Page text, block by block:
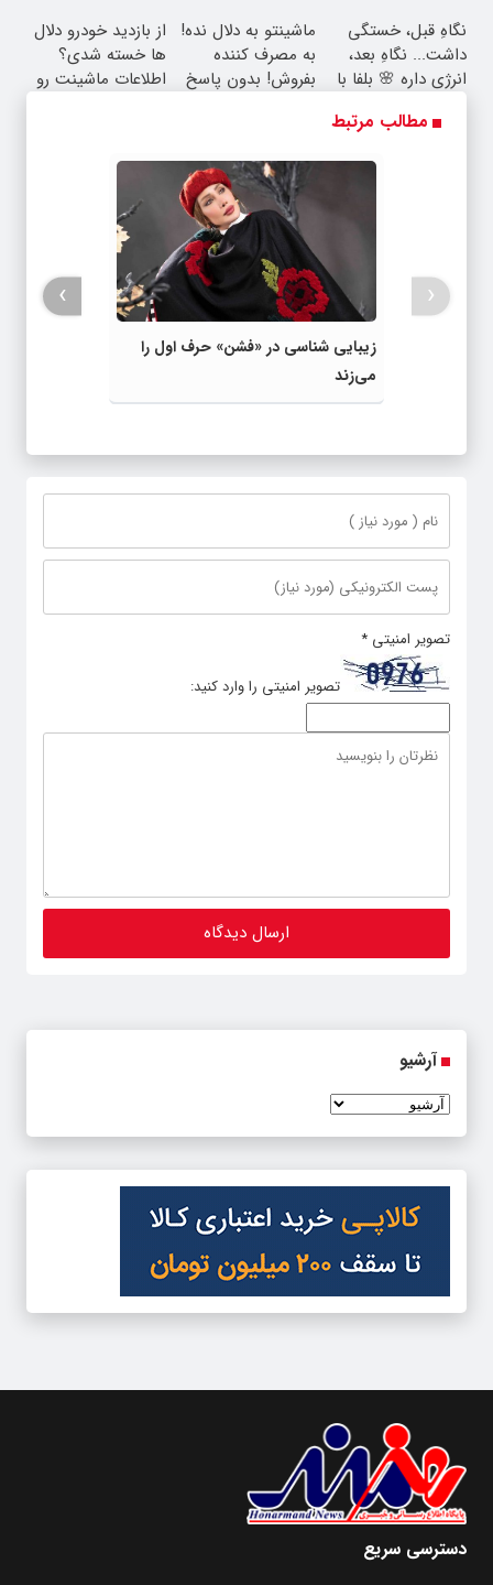
واقعی*
نگاهِ قبل، خستگی
داشت... نگاهِ بعد،
انرژی داره 🌸 بلفا با
ماشینتو به دلال نده!
به مصرف کننده
بفروش! بدون پاسخ
از بازدید خودرو دلال
ها خسته شدی؟
اطلاعات ماشینت رو
مطالب مرتبط
زیبایی شناسی در «فشن» حرف اول را
می‌زند
‹
›
تصویر امنیتی *
تصویر امنیتی را وارد کنید:
آرشیو
دسترسی سریع